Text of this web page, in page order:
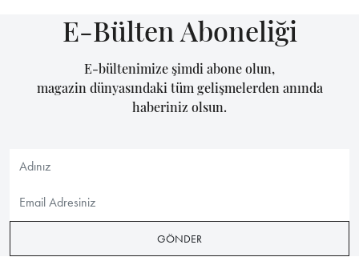
E-Bülten Aboneliği
E-bültenimize şimdi abone olun,
magazin dünyasındaki tüm gelişmelerden anında
haberiniz olsun.
GÖNDER